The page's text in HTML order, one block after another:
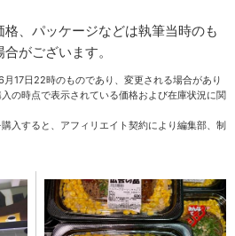
、パッケージなどは執筆当時のも
がございます。
17日22時のものであり、変更される場合があり
の時点で表示されている価格および在庫状況に関
入すると、アフィリエイト契約により編集部、制